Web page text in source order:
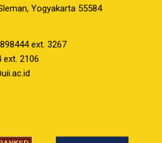
Yogyakarta 55584
ext. 3267
ext. 2106